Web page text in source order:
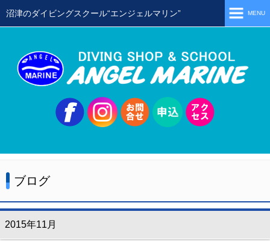
沼津のダイビングスクール“エンジェルマリン” MENU
当店の特徴
スクールメニュー
ステップアップコース
ブログ
2015年11月